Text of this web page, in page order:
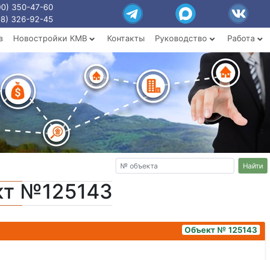
350-47-60
326-92-45
Новостройки КМВ Контакты Руководство Работа
Найти
№125143
Объект № 125143